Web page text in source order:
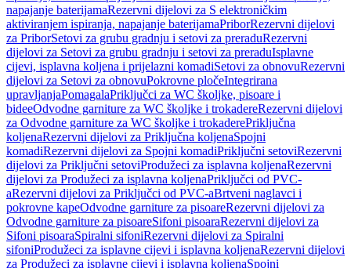
napajanje baterijamaRezervni dijelovi za S elektroničkim
aktiviranjem ispiranja, napajanje baterijamaPriborRezervni dijelovi
za PriborSetovi za grubu gradnju i setovi za preraduRezervni
dijelovi za Setovi za grubu gradnju i setovi za preraduIsplavne
cijevi, isplavna koljena i prijelazni komadiSetovi za obnovuRezervni
dijelovi za Setovi za obnovuPokrovne pločeIntegrirana
upravljanjaPomagalaPriključci za WC školjke, pisoare i
bideeOdvodne garniture za WC školjke i trokadereRezervni dijelovi
za Odvodne garniture za WC školjke i trokaderePriključna
koljenaRezervni dijelovi za Priključna koljenaSpojni
komadiRezervni dijelovi za Spojni komadiPriključni setoviRezervni
dijelovi za Priključni setoviProdužeci za isplavna koljenaRezervni
dijelovi za Produžeci za isplavna koljenaPriključci od PVC-
aRezervni dijelovi za Priključci od PVC-aBrtveni naglavci i
pokrovne kapeOdvodne garniture za pisoareRezervni dijelovi za
Odvodne garniture za pisoareSifoni pisoaraRezervni dijelovi za
Sifoni pisoaraSpiralni sifoniRezervni dijelovi za Spiralni
sifoniProdužeci za isplavne cijevi i isplavna koljenaRezervni dijelovi
za Produžeci za isplavne cijevi i isplavna koljenaSpojni